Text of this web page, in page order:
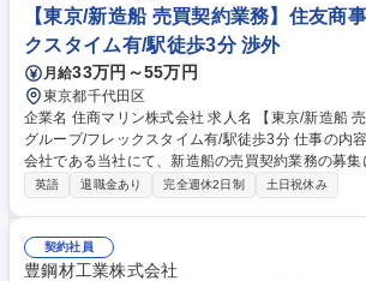
梁の補修、浮桟橋や鋼構造物の設置、既設水門の
行います。 出張：工期により出張期間は異なります。 募集職種 【長
橋梁製造･建設施工管理■U・Iターン歓迎/世界トッ
【東京/新造船 売買契約業務】住友商
クスタイム有/駅徒歩3分 渉外
月給33万円～55万円
東京都千代田区
企業名 住商マリン株式会社 求人名 【東京/新造船 売買契約業務】住友商事
グループ/フレックスタイム有/駅徒歩3分 仕事の内容 住友商事系列の海運
会社である当社にて、新造船の売買契約業務の募
業部署で決定した新造船売買契約における下記業務を
約条件変更（例：船籍等）に伴う調整・交渉 ■船価
変更 ■契約譲渡に関する対応 並びに変更 ■建造時に
英語 退職金あり 完全週休2日制 土日祝休み
契約社員
豊鋼材工業株式会社